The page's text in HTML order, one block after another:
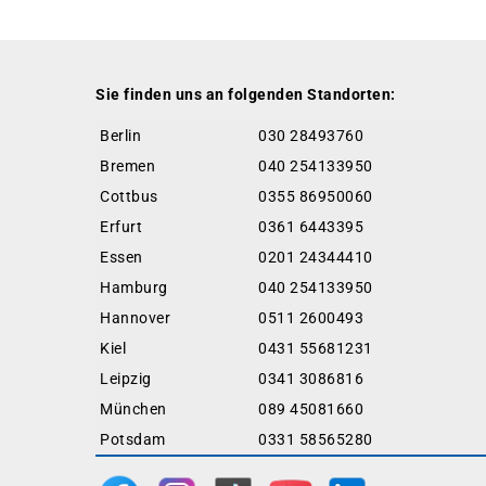
Sie finden uns an folgenden Standorten:
Berlin
030 28493760
Bremen
040 254133950
Cottbus
0355 86950060
Erfurt
0361 6443395
Essen
0201 24344410
Hamburg
040 254133950
Hannover
0511 2600493
Kiel
0431 55681231
Leipzig
0341 3086816
München
089 45081660
Potsdam
0331 58565280